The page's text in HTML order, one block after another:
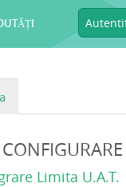
Limita U.A.T.